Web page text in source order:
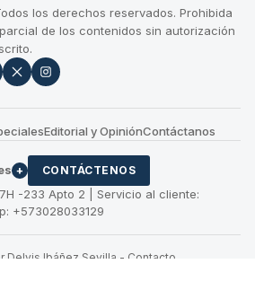
los derechos reservados. Prohibida
de los contenidos sin autorización
Editorial y OpiniónContáctanos
+ CONTÁCTENOS
-233 Apto 2 | Servicio al cliente:
+573028033129
Delvis Ibáñez Sevilla - Contacto